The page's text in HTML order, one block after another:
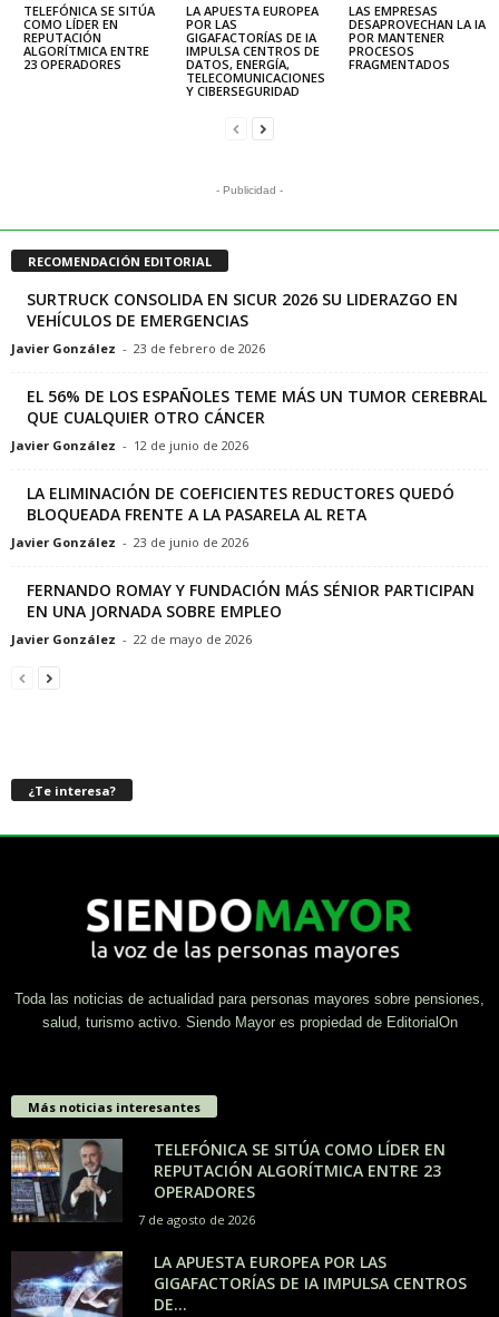
TELEFÓNICA SE SITÚA
COMO LÍDER EN
REPUTACIÓN
ALGORÍTMICA ENTRE
23 OPERADORES
LA APUESTA EUROPEA
POR LAS
GIGAFACTORÍAS DE IA
IMPULSA CENTROS DE
DATOS, ENERGÍA,
TELECOMUNICACIONES
Y CIBERSEGURIDAD
LAS EMPRESAS
DESAPROVECHAN LA IA
POR MANTENER
PROCESOS
FRAGMENTADOS
- Publicidad -
RECOMENDACIÓN EDITORIAL
SURTRUCK CONSOLIDA EN SICUR 2026 SU LIDERAZGO EN
VEHÍCULOS DE EMERGENCIAS
Javier González - 23 de febrero de 2026
EL 56% DE LOS ESPAÑOLES TEME MÁS UN TUMOR CEREBRAL
QUE CUALQUIER OTRO CÁNCER
Javier González - 12 de junio de 2026
LA ELIMINACIÓN DE COEFICIENTES REDUCTORES QUEDÓ
BLOQUEADA FRENTE A LA PASARELA AL RETA
Javier González - 23 de junio de 2026
FERNANDO ROMAY Y FUNDACIÓN MÁS SÉNIOR PARTICIPAN
EN UNA JORNADA SOBRE EMPLEO
Javier González - 22 de mayo de 2026
¿Te interesa?
Toda las noticias de actualidad para personas mayores sobre pensiones,
salud, turismo activo. Siendo Mayor es propiedad de EditorialOn
Más noticias interesantes
TELEFÓNICA SE SITÚA COMO LÍDER EN
REPUTACIÓN ALGORÍTMICA ENTRE 23
OPERADORES
7 de agosto de 2026
LA APUESTA EUROPEA POR LAS
GIGAFACTORÍAS DE IA IMPULSA CENTROS
DE...